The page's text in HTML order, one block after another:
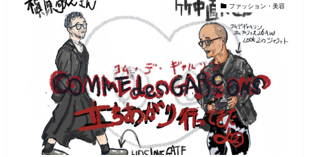
ファッション・美容